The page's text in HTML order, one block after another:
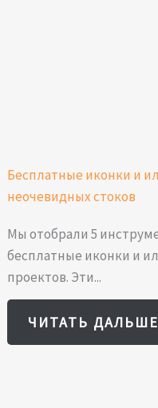
Бесплатные иконки и
неочевидных стоков
Мы отобрали 5
бесплатные иконки и
проектов. Эти...
ЧИТАТЬ ДАЛЬШЕ